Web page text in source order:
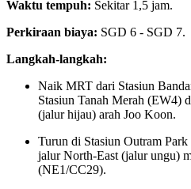
Waktu tempuh: Sekitar 1,5 jam.
Perkiraan biaya: SGD 6 - SGD 7.
Langkah-langkah:
Naik MRT dari Stasiun
Stasiun Tanah Merah (EW4)
(jalur hijau) arah Joo Koon.
Turun di Stasiun Outram
jalur North-East (jalur ungu)
(NE1/CC29).